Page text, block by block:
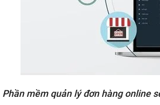
Phần mềm quản lý đơn hàng online